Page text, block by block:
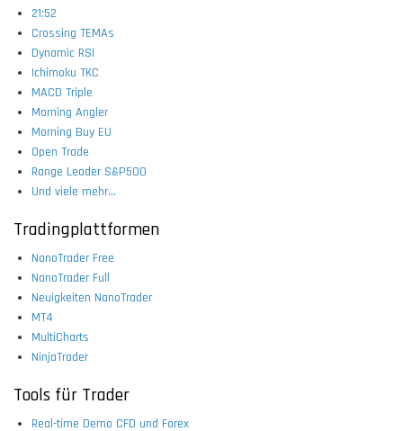
21:52
Crossing TEMAs
Dynamic RSI
Ichimoku TKC
MACD Triple
Morning Angler
Morning Buy EU
Open Trade
Range Leader S&P500
Und viele mehr...
Tradingplattformen
NanoTrader Free
NanoTrader Full
Neuigkeiten NanoTrader
MT4
MultiCharts
NinjaTrader
Tools für Trader
Real-time Demo CFD und Forex